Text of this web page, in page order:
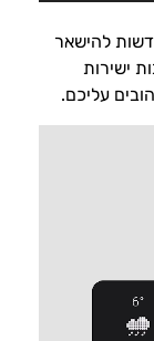
להישאר
ישירות
עליכם.